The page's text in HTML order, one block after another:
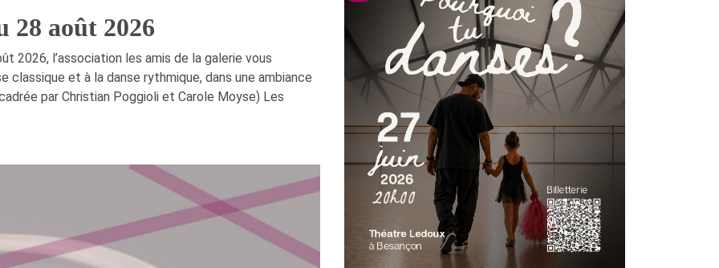
28 août 2026
2026, l’association les amis de la galerie vous
classique et à la danse rythmique, dans une ambiance
par Christian Poggioli et Carole Moyse) Les